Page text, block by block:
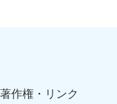
作権・リンク